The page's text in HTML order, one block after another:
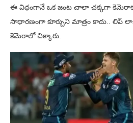
ఈ విధంగానే ఒక జంట చాలా చక్కగా
సాధారణంగా కూర్చుని మాత్రం కాదు.. లిప్ లాక్
కెమెరాలో చిక్కారు.